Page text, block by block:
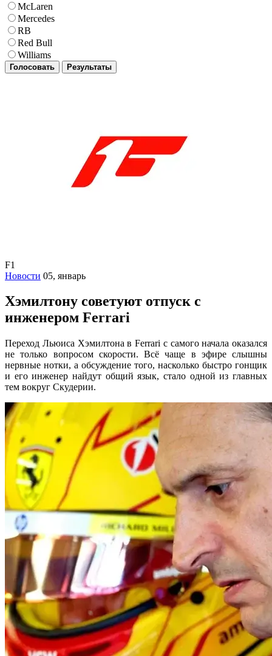
McLaren
Mercedes
RB
Red Bull
Williams
Голосовать Результаты
F1
Новости 05, январь
Хэмилтону советуют отпуск с
инженером Ferrari
Переход Льюиса Хэмилтона в Ferrari с самого начала оказался
не только вопросом скорости. Всё чаще в эфире слышны
нервные нотки, а обсуждение того, насколько быстро гонщик
и его инженер найдут общий язык, стало одной из главных
тем вокруг Скудерии.